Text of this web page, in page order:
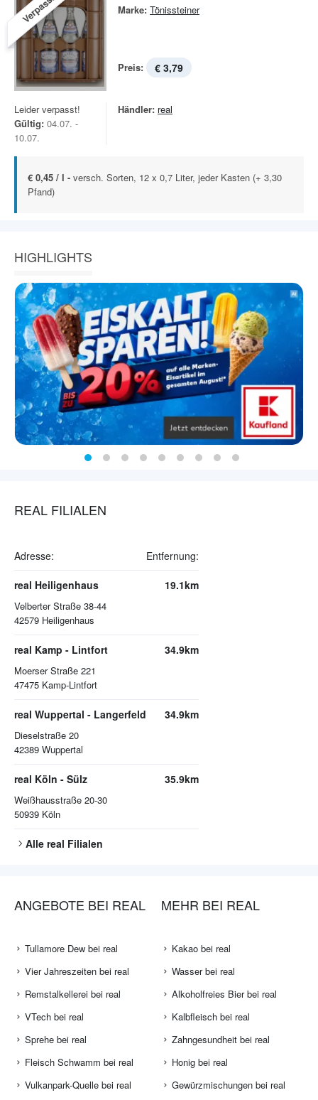
Verpasst! Marke: Tönissteiner
Preis: € 3,79
Leider verpasst!
Gültig: 04.07. -
10.07.
Händler: real
€ 0,45 / l - versch. Sorten, 12 x 0,7 Liter, jeder Kasten (+ 3,30
Pfand)
HIGHLIGHTS
REAL FILIALEN
Adresse: Entfernung:
real Heiligenhaus
Velberter Straße 38-44
42579 Heiligenhaus
19.1km
real Kamp - Lintfort
Moerser Straße 221
47475 Kamp-Lintfort
34.9km
real Wuppertal - Langerfeld
Dieselstraße 20
42389 Wuppertal
34.9km
real Köln - Sülz
Weißhausstraße 20-30
50939 Köln
35.9km
Alle real Filialen
ANGEBOTE BEI REAL
Tullamore Dew bei real
Vier Jahreszeiten bei real
Remstalkellerei bei real
VTech bei real
Sprehe bei real
Fleisch Schwamm bei real
Vulkanpark-Quelle bei real
MEHR BEI REAL
Kakao bei real
Wasser bei real
Alkoholfreies Bier bei real
Kalbfleisch bei real
Zahngesundheit bei real
Honig bei real
Gewürzmischungen bei real